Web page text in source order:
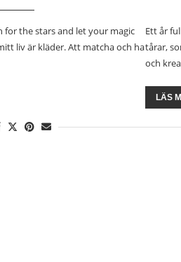
for the stars and let your magic
liv är kläder. Att matcha och ha
Ett år
tårar,
och
LÄS